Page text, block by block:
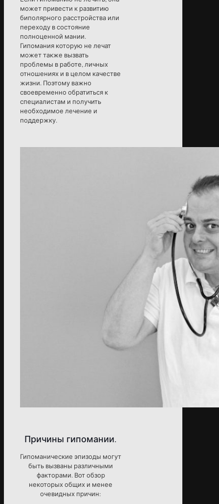
может привести к развитию
биполярного расстройства или
переходу в состояние
полноценной мании.
Гипомания которую не лечат
может также вызвать
проблемы в работе, личных
отношениях и в целом качестве
жизни. Поэтому важно
своевременно обратиться к
специалистам и получить
необходимое лечение и
поддержку.
Причины гипомании.
Гипоманические эпизоды могут
быть вызваны различными
факторами. Вот обзор
некоторых общих и менее
очевидных причин: